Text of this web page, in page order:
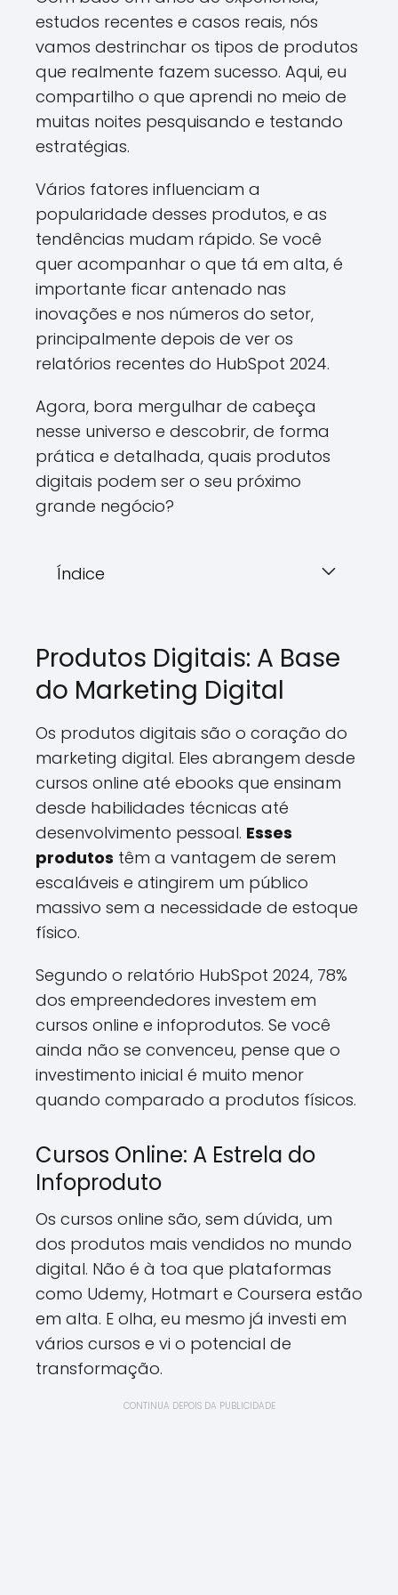
estudos recentes e casos reais, nós
vamos destrinchar os tipos de produtos
que realmente fazem sucesso. Aqui, eu
compartilho o que aprendi no meio de
muitas noites pesquisando e testando
estratégias.
Vários fatores influenciam a
popularidade desses produtos, e as
tendências mudam rápido. Se você
quer acompanhar o que tá em alta, é
importante ficar antenado nas
inovações e nos números do setor,
principalmente depois de ver os
relatórios recentes do HubSpot 2024.
Agora, bora mergulhar de cabeça
nesse universo e descobrir, de forma
prática e detalhada, quais produtos
digitais podem ser o seu próximo
grande negócio?
Índice
Produtos Digitais: A Base
do Marketing Digital
Os produtos digitais são o coração do
marketing digital. Eles abrangem desde
cursos online até ebooks que ensinam
desde habilidades técnicas até
desenvolvimento pessoal. Esses
produtos têm a vantagem de serem
escaláveis e atingirem um público
massivo sem a necessidade de estoque
físico.
Segundo o relatório HubSpot 2024, 78%
dos empreendedores investem em
cursos online e infoprodutos. Se você
ainda não se convenceu, pense que o
investimento inicial é muito menor
quando comparado a produtos físicos.
Cursos Online: A Estrela do
Infoproduto
Os cursos online são, sem dúvida, um
dos produtos mais vendidos no mundo
digital. Não é à toa que plataformas
como Udemy, Hotmart e Coursera estão
em alta. E olha, eu mesmo já investi em
vários cursos e vi o potencial de
transformação.
CONTINUA DEPOIS DA PUBLICIDADE